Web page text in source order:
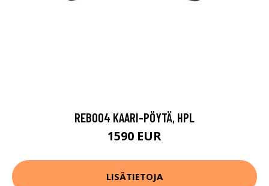
REB004 KAARI-PÖYTÄ, HPL
1590 EUR
LISÄTIETOJA